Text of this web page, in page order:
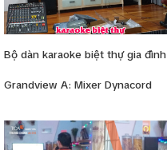
Bộ dàn karaoke biệt thự gia đình
Grandview A: Mixer Dynacord